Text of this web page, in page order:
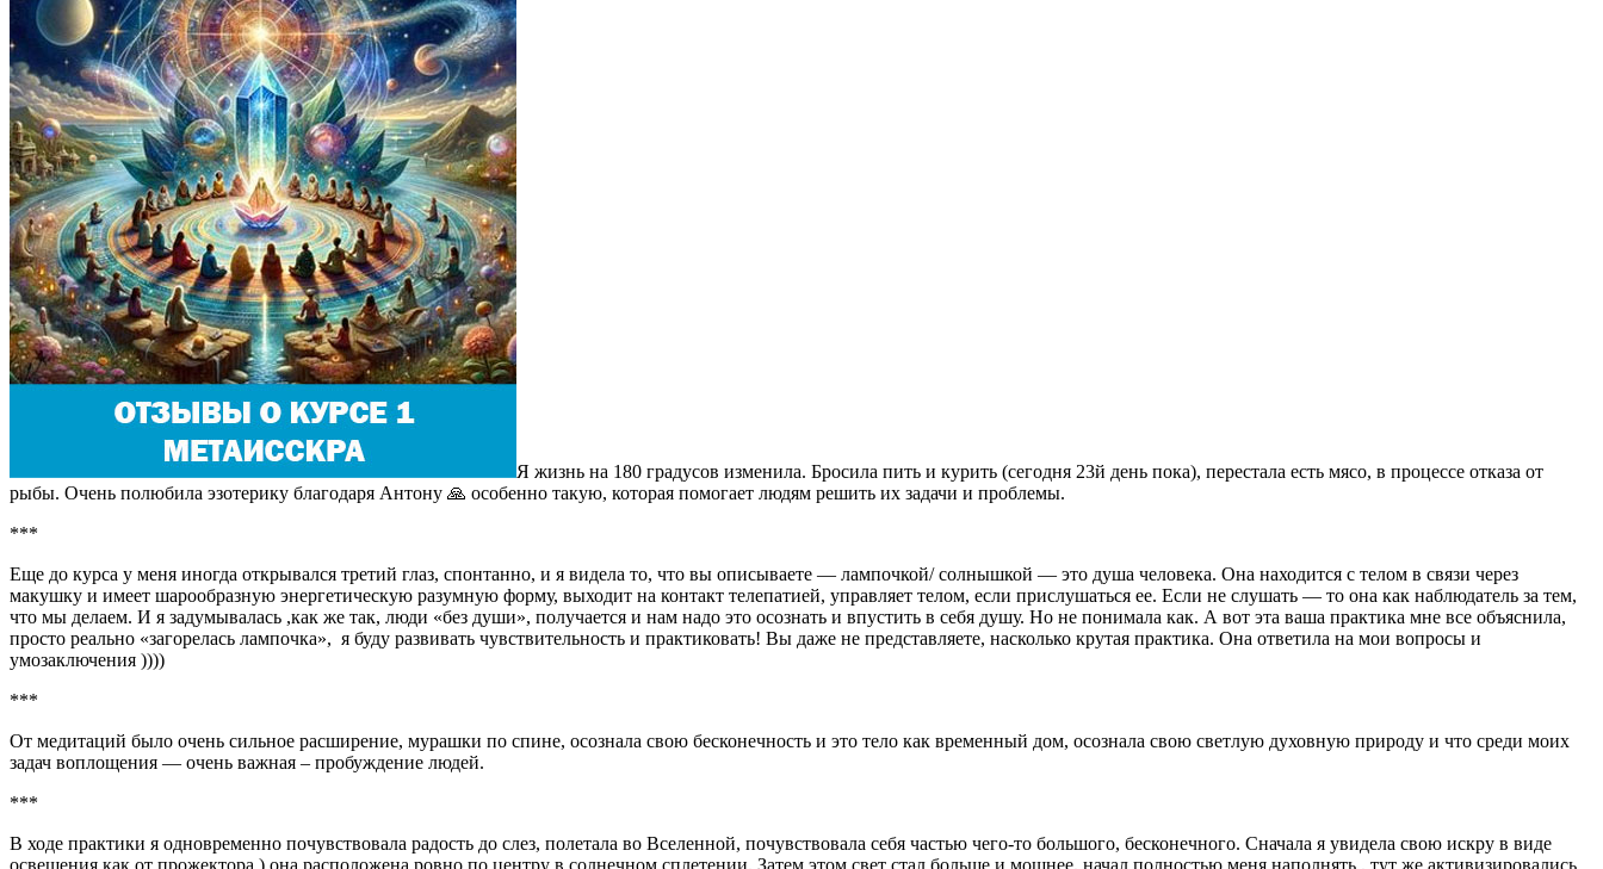
Я жизнь на 180 градусов изменила. Бросила пить и курить (сегодня 23й день пока), перестала есть мясо, в процессе отказа от
рыбы. Очень полюбила эзотерику благодаря Антону 🙏 особенно такую, которая помогает людям решить их задачи и проблемы.
***
Еще до курса у меня иногда открывался третий глаз, спонтанно, и я видела то, что вы описываете — лампочкой/ солнышкой — это душа человека. Она находится с телом в связи через
макушку и имеет шарообразную энергетическую разумную форму, выходит на контакт телепатией, управляет телом, если прислушаться ее. Если не слушать — то она как наблюдатель за тем,
что мы делаем. И я задумывалась ,как же так, люди «без души», получается и нам надо это осознать и впустить в себя душу. Но не понимала как. А вот эта ваша практика мне все объяснила,
просто реально «загорелась лампочка», я буду развивать чувствительность и практиковать! Вы даже не представляете, насколько крутая практика. Она ответила на мои вопросы и
умозаключения ))))
***
От медитаций было очень сильное расширение, мурашки по спине, осознала свою бесконечность и это тело как временный дом, осознала свою светлую духовную природу и что среди моих
задач воплощения — очень важная – пробуждение людей.
***
В ходе практики я одновременно почувствовала радость до слез, полетала во Вселенной, почувствовала себя частью чего-то большого, бесконечного. Сначала я увидела свою искру в виде
освещения как от прожектора ) она расположена ровно по центру в солнечном сплетении. Затем этом свет стал больше и мощнее, начал полностью меня наполнять , тут же активизировались